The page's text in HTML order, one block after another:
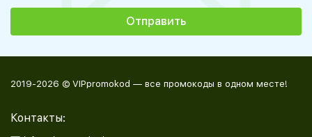
2019-2026 © VIPpromokod — все промокоды в одном месте!
Контакты: